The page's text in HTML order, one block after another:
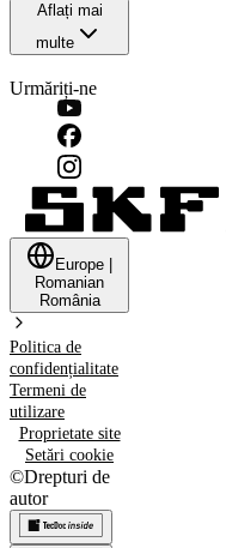
Aflați mai
multe
Urmăriți-ne
Europe
Romanian
România
Politica de
confidențialitate
Termeni de
utilizare
Proprietate site
Setări cookie
©Drepturi de
autor